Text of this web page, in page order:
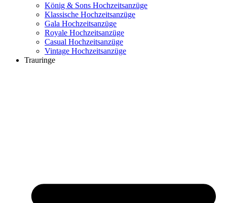
König & Sons Hochzeitsanzüge
Klassische Hochzeitsanzüge
Gala Hochzeitsanzüge
Royale Hochzeitsanzüge
Casual Hochzeitsanzüge
Vintage Hochzeitsanzüge
Trauringe